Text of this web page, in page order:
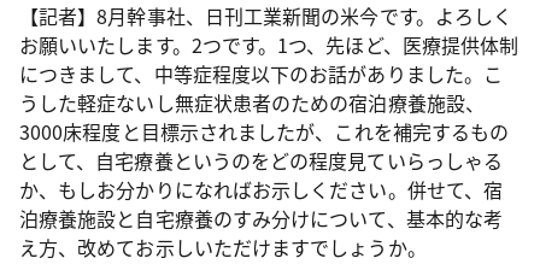
【記者】8月幹事社、日刊工業新聞の米今です。よろしく
お願いいたします。2つです。1つ、先ほど、医療提供体制
につきまして、中等症程度以下のお話がありました。こ
うした軽症ないし無症状患者のための宿泊療養施設、
3000床程度と目標示されましたが、これを補完するもの
として、自宅療養というのをどの程度見ていらっしゃる
か、もしお分かりになればお示しください。併せて、宿
泊療養施設と自宅療養のすみ分けについて、基本的な考
え方、改めてお示しいただけますでしょうか。